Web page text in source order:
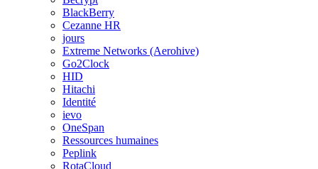
BlackBerry
Cezanne HR
jours
Extreme Networks (Aerohive)
Go2Clock
HID
Hitachi
Identité
ievo
OneSpan
Ressources humaines
Peplink
RotaCloud